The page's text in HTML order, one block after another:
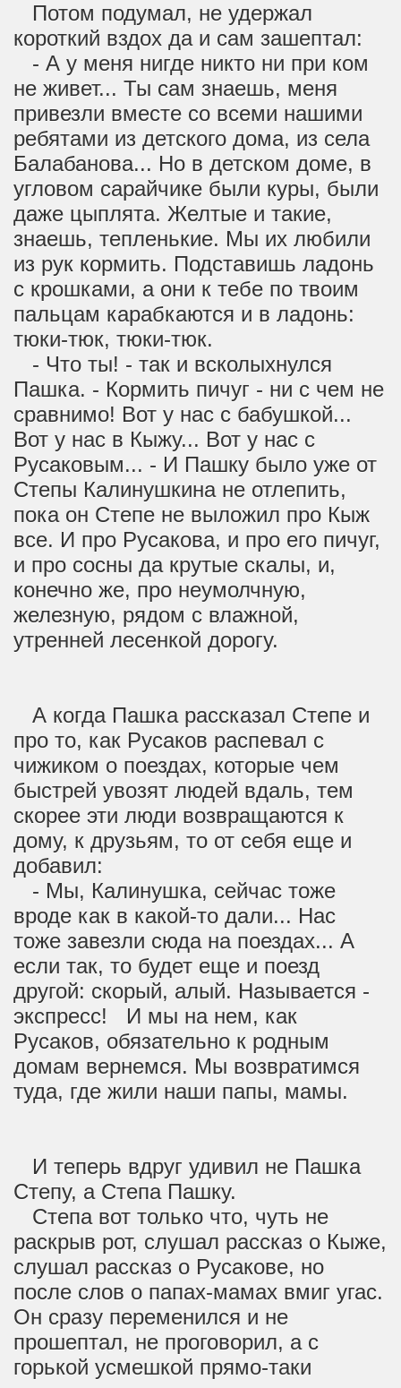
Потом подумал, не удержал
короткий вздох да и сам зашептал:
- А у меня нигде никто ни при ком
не живет... Ты сам знаешь, меня
привезли вместе со всеми нашими
ребятами из детского дома, из села
Балабанова... Но в детском доме, в
угловом сарайчике были куры, были
даже цыплята. Желтые и такие,
знаешь, тепленькие. Мы их любили
из рук кормить. Подставишь ладонь
с крошками, а они к тебе по твоим
пальцам карабкаются и в ладонь:
тюки-тюк, тюки-тюк.
- Что ты! - так и всколыхнулся
Пашка. - Кормить пичуг - ни с чем не
сравнимо! Вот у нас с бабушкой...
Вот у нас в Кыжу... Вот у нас с
Русаковым... - И Пашку было уже от
Степы Калинушкина не отлепить,
пока он Степе не выложил про Кыж
все. И про Русакова, и про его пичуг,
и про сосны да крутые скалы, и,
конечно же, про неумолчную,
железную, рядом с влажной,
утренней лесенкой дорогу.
А когда Пашка рассказал Степе и
про то, как Русаков распевал с
чижиком о поездах, которые чем
быстрей увозят людей вдаль, тем
скорее эти люди возвращаются к
дому, к друзьям, то от себя еще и
добавил:
- Мы, Калинушка, сейчас тоже
вроде как в какой-то дали... Нас
тоже завезли сюда на поездах... А
если так, то будет еще и поезд
другой: скорый, алый. Называется -
экспресс! И мы на нем, как
Русаков, обязательно к родным
домам вернемся. Мы возвратимся
туда, где жили наши папы, мамы.
И теперь вдруг удивил не Пашка
Степу, а Степа Пашку.
Степа вот только что, чуть не
раскрыв рот, слушал рассказ о Кыже,
слушал рассказ о Русакове, но
после слов о папах-мамах вмиг угас.
Он сразу переменился и не
прошептал, не проговорил, а с
горькой усмешкой прямо-таки